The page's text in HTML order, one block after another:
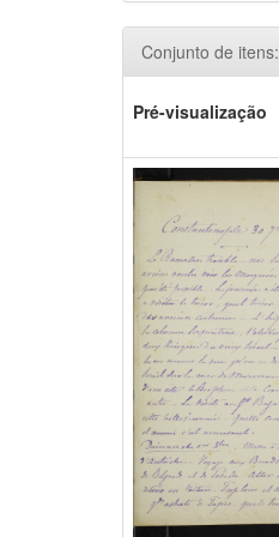
Conjunto de itens:
Pré-visualização